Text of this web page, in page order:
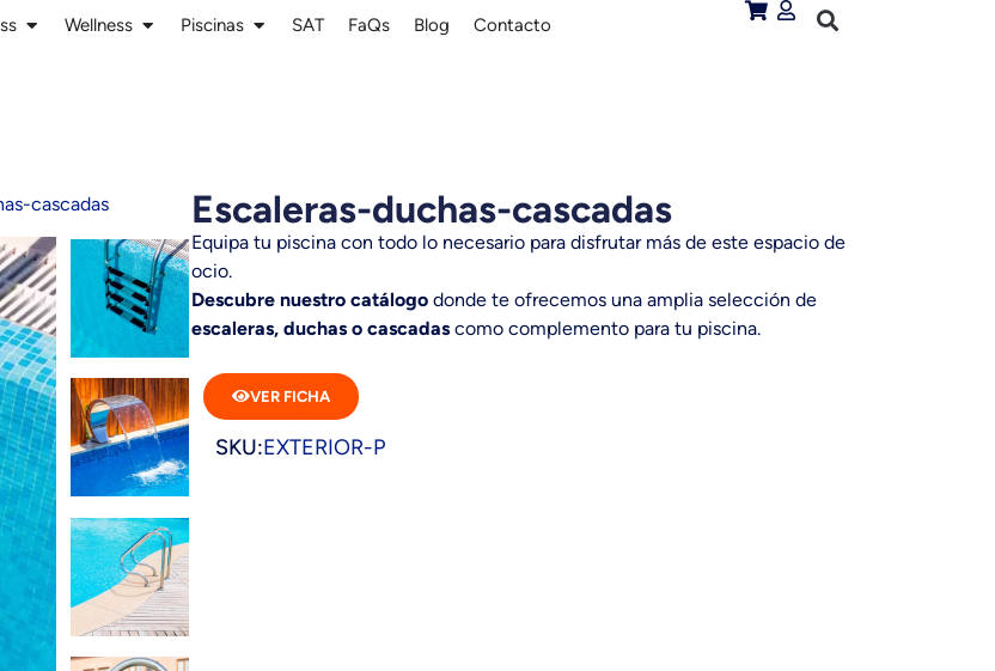
Wellness Piscinas SAT FaQs Blog Contacto
Escaleras-duchas-cascadas
Equipa tu piscina con todo lo necesario para disfrutar más de este espacio de
ocio.
Descubre nuestro catálogo donde te ofrecemos una amplia selección de
escaleras, duchas o cascadas como complemento para tu piscina.
VER FICHA
SKU:EXTERIOR-P
cascadas